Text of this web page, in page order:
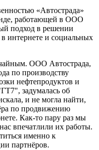
«Автострада»
работающей в ООО
подход в решении
интернете и социальных
ООО Автострада,
по производству
нефтепродуктов и
задумалась об
и не могла найти,
по продвижению
Как-то пару раз мы
впечатлили их работы.
именно к
партнёров.